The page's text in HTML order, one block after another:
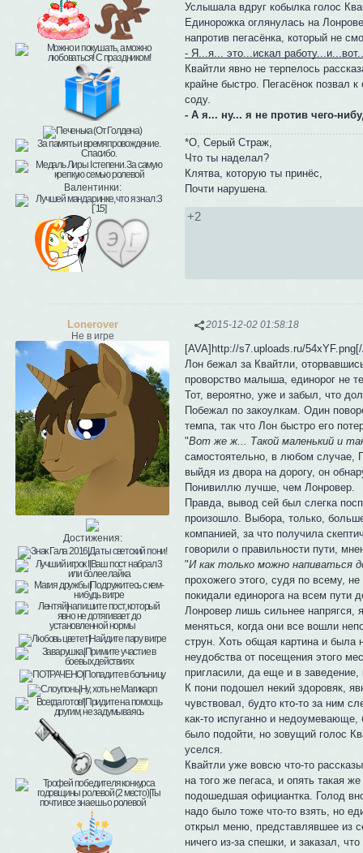
Валентинки:
Услышала вдруг кобылка голос
Единорожка оглянулась на
напротив пегасёнка, который не
- Я...я... это...искал
Квайтли явно не терпелось
крайне быстро. Пегасёнок позвал
соду.
- А я... ну... я не против чего-
*О, Серый Страж,
Что ты наделал?
Клятва, которую ты принёс,
Почти нарушена.
+2
2015-12-02 01:58:18
Lonerover
Не в игре
Достижения:
[AVA]http://s7.uploads.ru/
Лон бежал за Квайтли,
проворство малыша, единорог не
Тот, вероятно, уже и забыл, что
Побежал по закоулкам. Один
темпа, так что Лон быстро его
"Вот же ж... Такой маленький и
самостоятельно, в любом случае,
выйдя из двора на дорогу, он
Понивиллю лучше, чем Лонровер.
Правда, вывод сей был слегка
произошло. Выбора, только,
компанией, за что получила
говорили о правильности пути,
"И как только можно напиваться
прохожего этого, судя по всему,
покидали единорога на всем пути
Лонровер лишь сильнее
меняться, когда они все вошли
струн. Хоть общая картина и была
неудобства от посещения этого
пригласили, да еще и в
К пони подошел некий здоровяк,
чувствовал, будто кто-то за ним
как-то испуганно и
было подойти, но зовущий голос
уселся.
Квайтли уже вовсю что-то
на того же пегаса, и опять такая
подошедшая официантка. Голод
надо было тоже что-то взять, но
открыл меню, представлявшее из
ничего из-за спешки, и заказал,